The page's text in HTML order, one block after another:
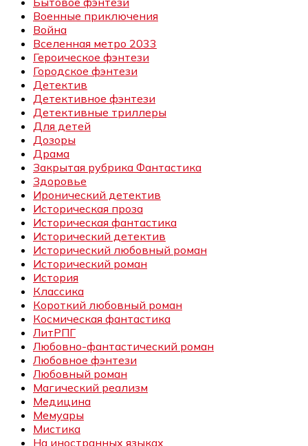
Военные приключения
Война
Вселенная метро 2033
Героическое фэнтези
Городское фэнтези
Детектив
Детективное фэнтези
Детективные триллеры
Для детей
Дозоры
Драма
Закрытая рубрика Фантастика
Здоровье
Иронический детектив
Историческая проза
Историческая фантастика
Исторический детектив
Исторический любовный роман
Исторический роман
История
Классика
Короткий любовный роман
Космическая фантастика
ЛитРПГ
Любовно-фантастический роман
Любовное фэнтези
Любовный роман
Магический реализм
Медицина
Мемуары
Мистика
На иностранных языках